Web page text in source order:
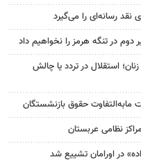
رسانه‌ای را می‌گیرد
در تنگه هرمز را نخواهیم داد
استقلال در تردد یا چالش
مابه‌التفاوت حقوق بازنشستگان
نظامی عربستان
در اورامان تشییع شد